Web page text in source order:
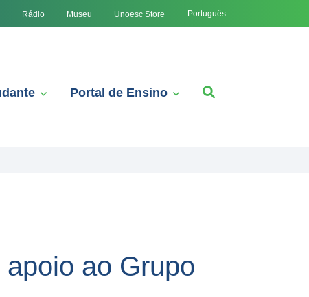
Rádio Museu Unoesc Store Português
Portal de Ensino
ao Grupo